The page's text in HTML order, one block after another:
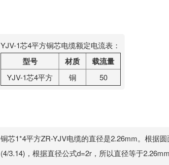
YJV-1芯4平方铜芯电缆额定电流表：
型号 材质 载流量
YJV-1芯4平方 铜 50
铜芯1*4平方ZR-YJV电缆的直径是2.26mm。根据
(4/3.14)，根据直径公式d=2r，所以直径等于2.26mm